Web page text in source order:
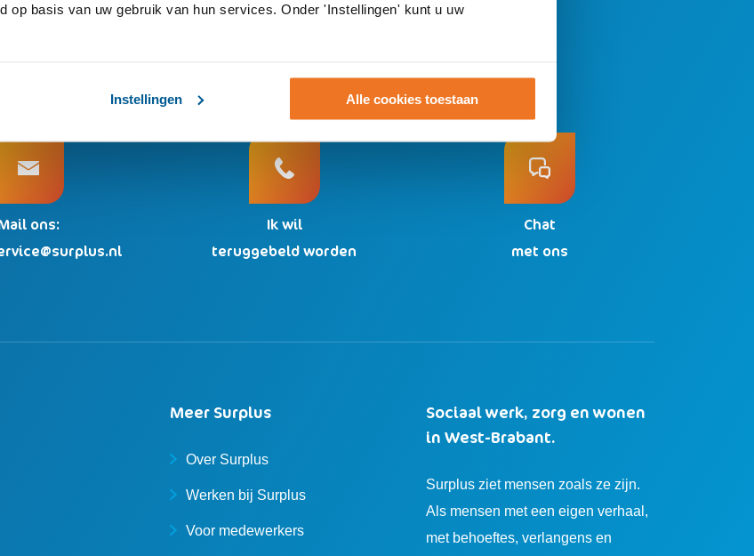
op basis van uw gebruik van hun services. Onder 'Instellingen' kunt u uw
Instellingen Alle cookies toestaan
ons:
Ik wil
teruggebeld worden
Chat
met ons
Meer Surplus
Over Surplus
Werken bij Surplus
Voor medewerkers
Sociaal werk, zorg en wonen
in West-Brabant.
Surplus ziet mensen zoals ze zijn.
Als mensen met een eigen verhaal,
met behoeftes, verlangens en